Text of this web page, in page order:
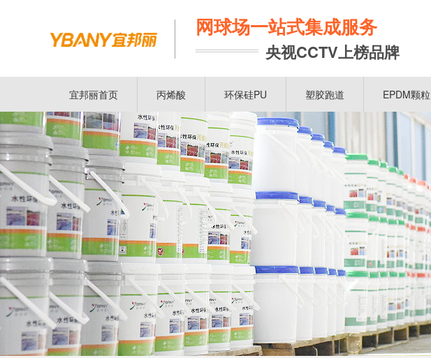
网球场一站式集成服务
央视CCTV上榜品牌
宜邦丽首页 丙烯酸 环保硅PU 塑胶跑道 EPDM颗粒